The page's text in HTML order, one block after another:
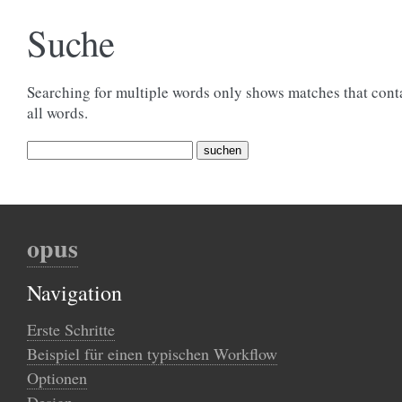
Suche
Searching for multiple words only shows matches that
all words.
opus
Navigation
Erste Schritte
Beispiel für einen typischen Workflow
Optionen